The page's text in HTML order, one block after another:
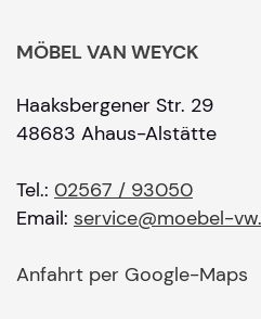
MÖBEL VAN WEYCK
Haaksbergener Str. 29
48683 Ahaus-Alstätte
Tel.: 02567 / 93050
Email: service@moebel-
Anfahrt per Google-Maps